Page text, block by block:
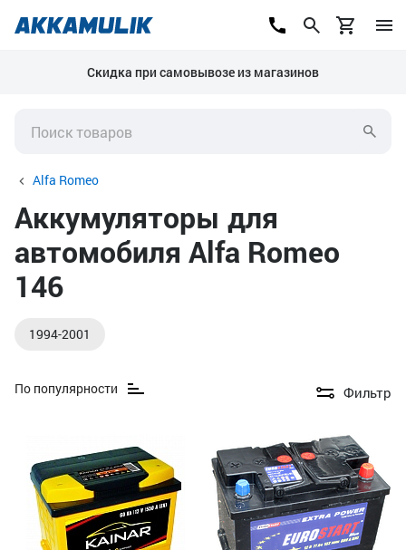
Скидка при самовывозе из магазинов
Alfa Romeo
Аккумуляторы для
автомобиля Alfa Romeo
146
1994-2001
По популярности Фильтр